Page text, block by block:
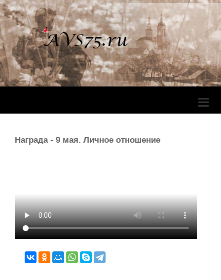
Награда - 9 мая. Личное отношение